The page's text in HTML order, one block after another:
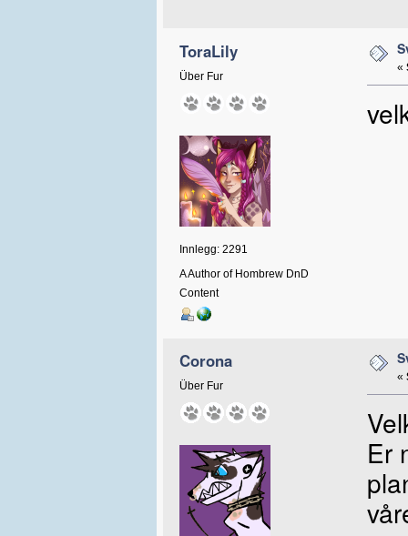
ToraLily
Über Fur
Innlegg: 2291
A Author of Hombrew DnD
Content
«
Corona
Über Fur
«
Er